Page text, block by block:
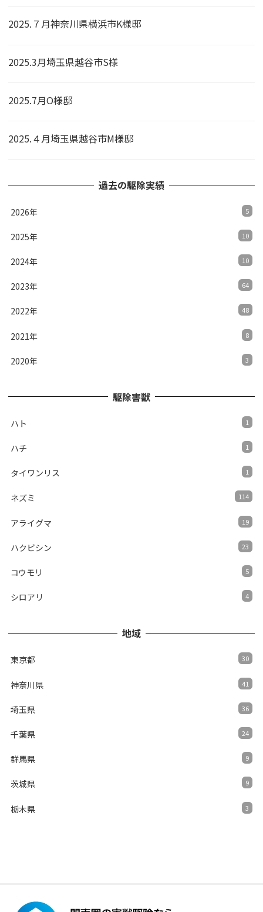
2025.７月神奈川県横浜市K様邸
2025.3月埼玉県越谷市S様
2025.7月O様邸
2025.４月埼玉県越谷市M様邸
過去の駆除実績
2026年 5
2025年 10
2024年 10
2023年 64
2022年 48
2021年 8
2020年 3
駆除害獣
ハト 1
ハチ 1
タイワンリス 1
ネズミ 114
アライグマ 19
ハクビシン 23
コウモリ 5
シロアリ 4
地域
東京都 30
神奈川県 41
埼玉県 36
千葉県 24
群馬県 9
茨城県 9
栃木県 3